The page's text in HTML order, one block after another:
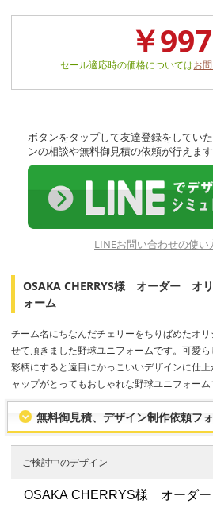
￥
セール適応時の価格についてはお
ボタンをタップして友達登録をしてい
ンの相談や無料御見積の依頼が行えます
LINEお問い合わせの使い
OSAKA CHERRYS様 オーダー オ
ォーム
チーム名にちなんだチェリーをちりばめたオ
せて頂きました野球ユニフォームです。可愛
彩柄にすると遠目にかっこいいデザインに仕
ャップがとってもおしゃれな野球ユニフォー
無料御見積、デザイン制作依頼フ
ご検討中のデザイン